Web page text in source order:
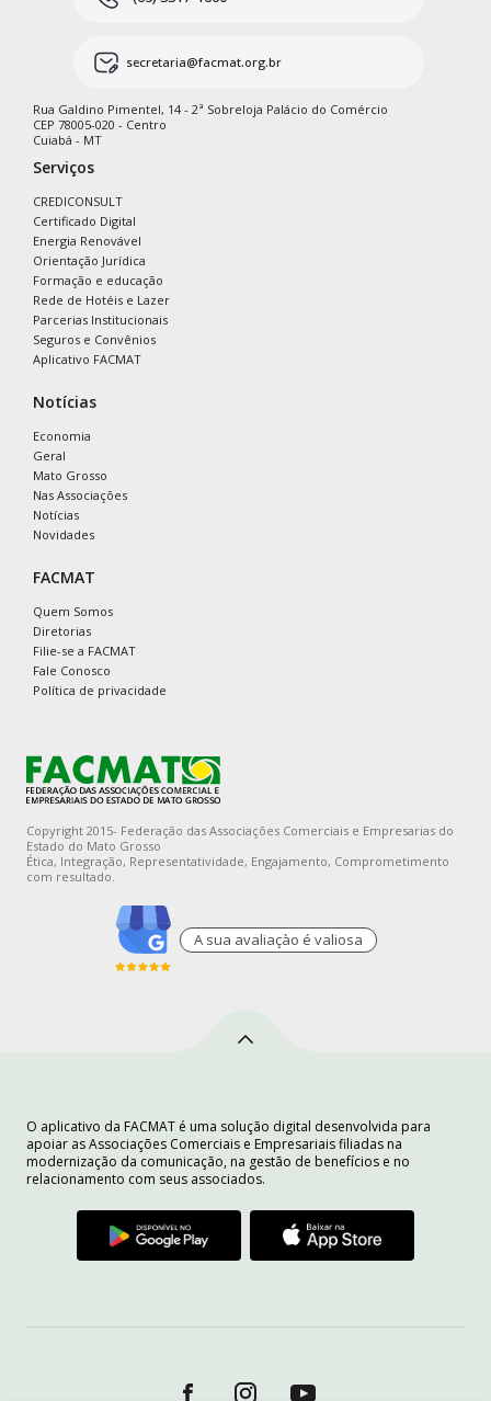
secretaria@facmat.org.br
Rua Galdino Pimentel, 14 - 2ª Sobreloja Palácio do Comércio
CEP 78005-020 - Centro
Cuiabá - MT
Serviços
CREDICONSULT
Certificado Digital
Energia Renovável
Orientação Jurídica
Formação e educação
Rede de Hotéis e Lazer
Parcerias Institucionais
Seguros e Convênios
Aplicativo FACMAT
Notícias
Economia
Geral
Mato Grosso
Nas Associações
Notícias
Novidades
FACMAT
Quem Somos
Diretorias
Filie-se a FACMAT
Fale Conosco
Política de privacidade
Copyright 2015- Federação das Associações Comerciais e Empresarias do
Estado do Mato Grosso
Ética, Integração, Representatividade, Engajamento, Comprometimento
com resultado.
A sua avaliaçào é valiosa
O aplicativo da FACMAT é uma solução digital desenvolvida para
apoiar as Associações Comerciais e Empresariais filiadas na
modernização da comunicação, na gestão de benefícios e no
relacionamento com seus associados.